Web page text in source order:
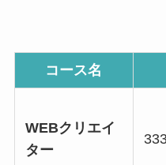
コース名
WEBクリエイ
ター